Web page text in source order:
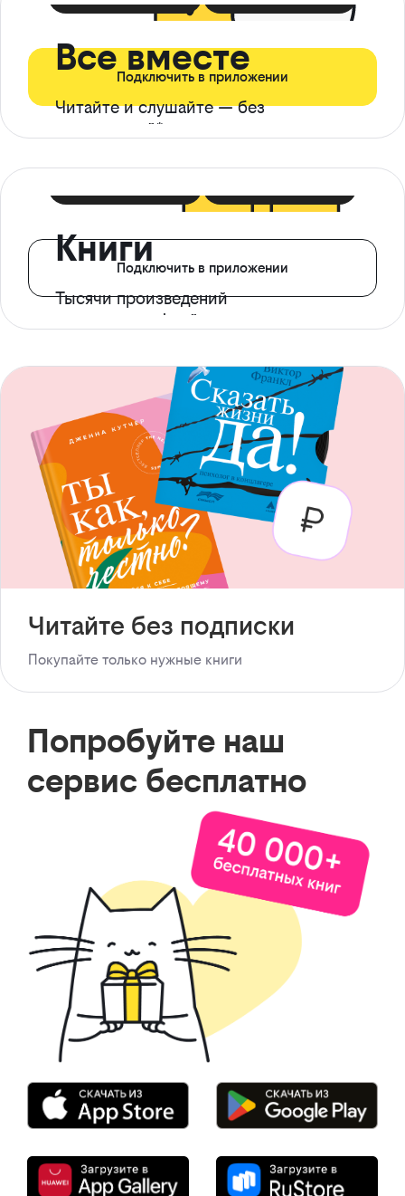
Все вместе
Читайте и слушайте — без
ограничений*
Подключить в приложении
Книги
Тысячи произведений
с доступом офлайн
Подключить в приложении
Читайте без подписки
Покупайте только нужные книги
Попробуйте наш
сервис бесплатно